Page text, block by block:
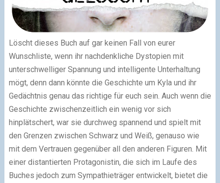
Löscht dieses Buch auf gar keinen Fall von eurer
Wunschliste, wenn ihr nachdenkliche Dystopien mit
unterschwelliger Spannung und intelligente Unterhaltung
mögt, denn dann könnte die Geschichte um Kyla und ihr
Gedächtnis genau das richtige für euch sein. Auch wenn die
Geschichte zwischenzeitlich ein wenig vor sich
hinplätschert, war sie durchweg spannend und spielt mit
den Grenzen zwischen Schwarz und Weiß, genauso wie
mit dem Vertrauen gegenüber all den anderen Figuren. Mit
einer distantierten Protagonistin, die sich im Laufe des
Buches jedoch zum Sympathieträger entwickelt, bietet die